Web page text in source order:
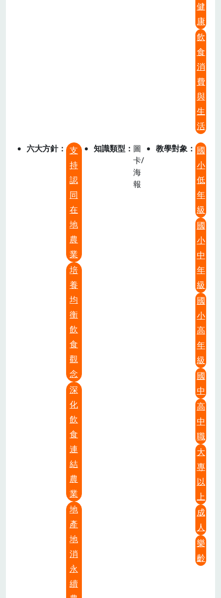
健
康
飲
食
消
費
與
生
活
六大方針
支
持
認
同
在
地
農
業
培
養
均
衡
飲
食
觀
念
深
化
飲
食
連
結
農
業
地
產
地
消
永
續
知識類型
圖
卡/
海
報
教學對象
國
小
低
年
級
國
小
中
年
級
國
小
高
年
級
國
中
高
中
職
大
專
以
上
成
人
樂
齡